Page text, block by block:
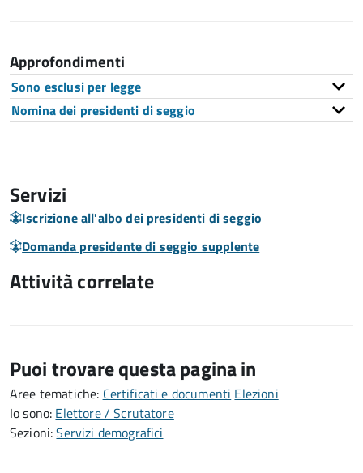
Approfondimenti
Sono esclusi per legge
Nomina dei presidenti di seggio
Servizi
Iscrizione all'albo dei presidenti di seggio
Domanda presidente di seggio supplente
Attività correlate
Puoi trovare questa pagina in
Aree tematiche: Certificati e documenti Elezioni
Io sono: Elettore / Scrutatore
Sezioni:Servizi demografici